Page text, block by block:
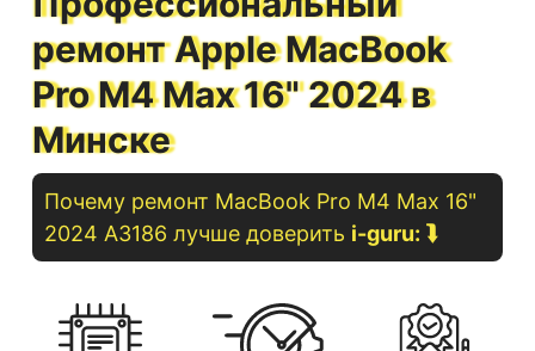
ремонт Apple MacBook
Pro M4 Max 16" 2024 в
Минске
Почему ремонт MacBook Pro M4 Max 16"
2024 A3186 лучше доверить i-guru: ⮯